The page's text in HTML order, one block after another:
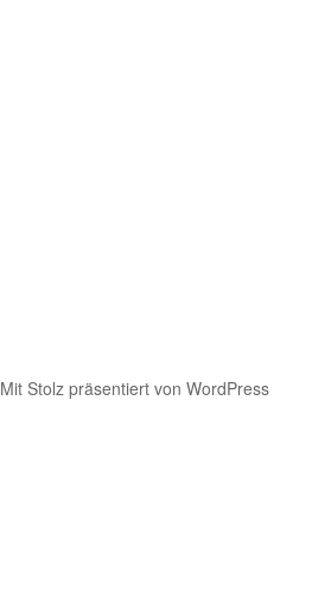
Mit Stolz präsentiert von WordPress